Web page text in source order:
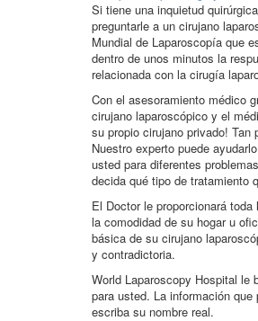
Si tiene una inquietud
preguntarle a un cirujano
Mundial de Laparoscopía que
dentro de unos minutos la
relacionada con la cirugía
Con el asesoramiento médico
cirujano laparoscópico y el
su propio cirujano privado!
Nuestro experto puede
usted para diferentes
decida qué tipo de tratamiento
El Doctor le proporcionará
la comodidad de su hogar u
básica de su cirujano
y contradictoria.
World Laparoscopy Hospital le
para usted. La información
escriba su nombre real.